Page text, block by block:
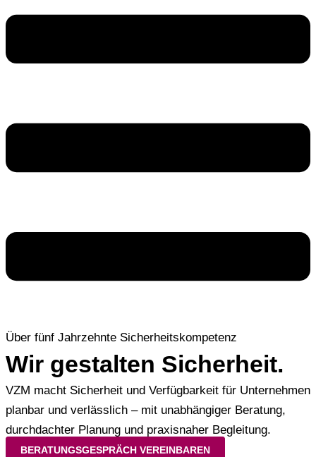
Über fünf Jahrzehnte Sicherheitskompetenz
Wir gestalten Sicherheit.
VZM macht Sicherheit und Verfügbarkeit für Unternehmen
planbar und verlässlich – mit unabhängiger Beratung,
durchdachter Planung und praxisnaher Begleitung.
BERATUNGSGESPRÄCH VEREINBAREN